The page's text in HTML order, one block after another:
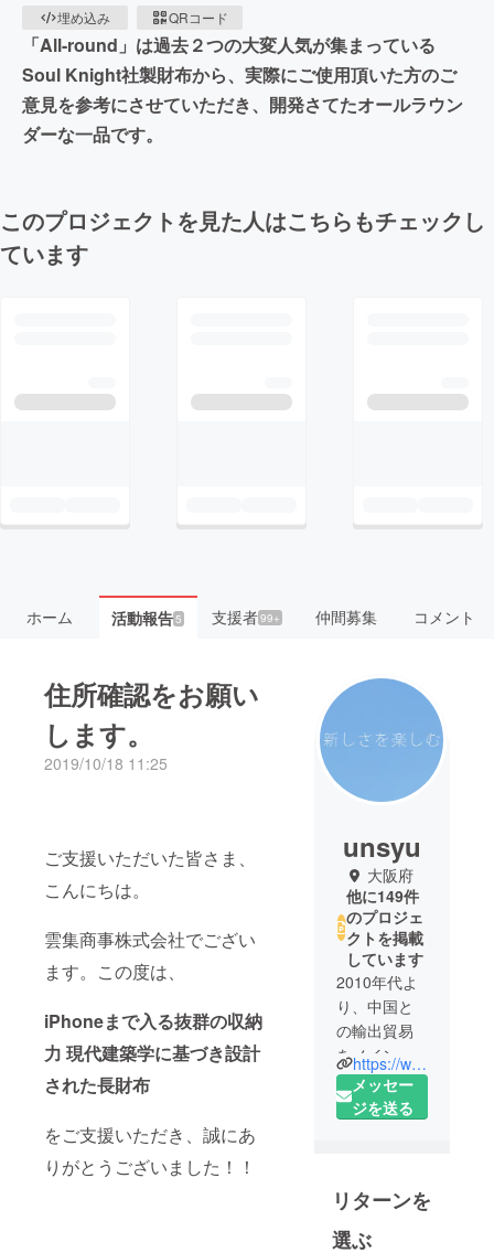
埋め込み
QRコード
「All-round」は過去２つの大変人気が集まっている
Soul Knight社製財布から、実際にご使用頂いた方のご
意見を参考にさせていただき、開発さてたオールラウン
ダーな一品です。
このプロジェクトを見た人はこちらもチェックし
ています
ホーム 活動報告5 支援者99+ 仲間募集 コメント
住所確認をお願い
します。
2019/10/18 11:25
ご支援いただいた皆さま、
こんにちは。
雲集商事株式会社でござい
ます。この度は、
iPhoneまで入る抜群の収納
力 現代建築学に基づき設計
された長財布
をご支援いただき、誠にあ
りがとうございました！！
unsyu
大阪府
他に149件
のプロジェ
クトを掲載
しています
2010年代よ
り、中国と
の輸出貿易
をメイン業
務として、
会社を設立
入し、業務
を拡大しま
https://www.facebook.com/Unsyu-225446938330839/
メッセー
ジを送る
リターンを
選ぶ